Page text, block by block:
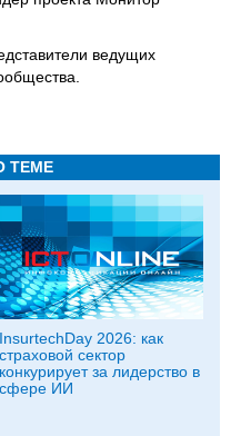
ведущих
ТЕМЕ
InsurtechDay 2026: как
страховой сектор
конкурирует за лидерство в
сфере ИИ